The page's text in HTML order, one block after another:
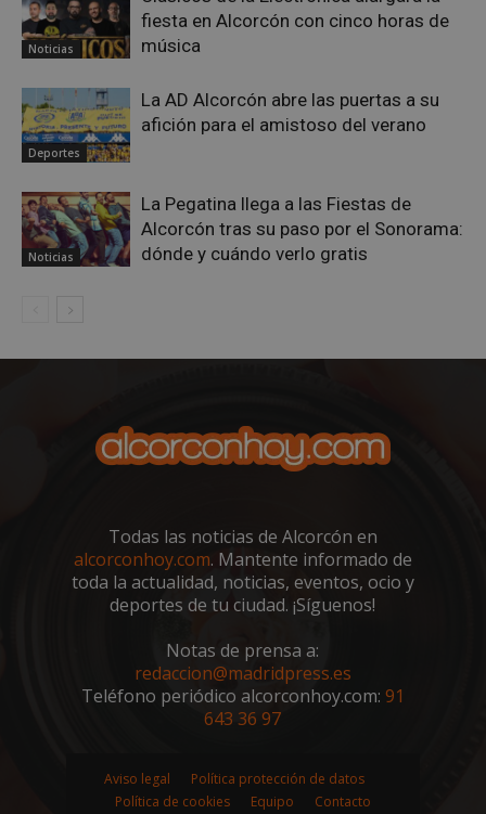
Noticias
fiesta en Alcorcón con cinco horas de
música
Deportes
La AD Alcorcón abre las puertas a su
afición para el amistoso del verano
Noticias
La Pegatina llega a las Fiestas de
Alcorcón tras su paso por el Sonorama:
dónde y cuándo verlo gratis
Todas las noticias de Alcorcón en
alcorconhoy.com. Mantente informado de
toda la actualidad, noticias, eventos, ocio y
deportes de tu ciudad. ¡Síguenos!
Notas de prensa a:
redaccion@madridpress.es
Teléfono periódico alcorconhoy.com: 91
643 36 97
Aviso legal
Política protección de datos
Política de cookies
Equipo Contacto
AWSALBCORS
.spotify.com
VISITOR_PRIVACY_METADATA
YouTube